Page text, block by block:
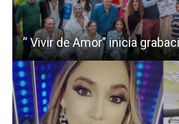
“ Vivir de Amor” inicia